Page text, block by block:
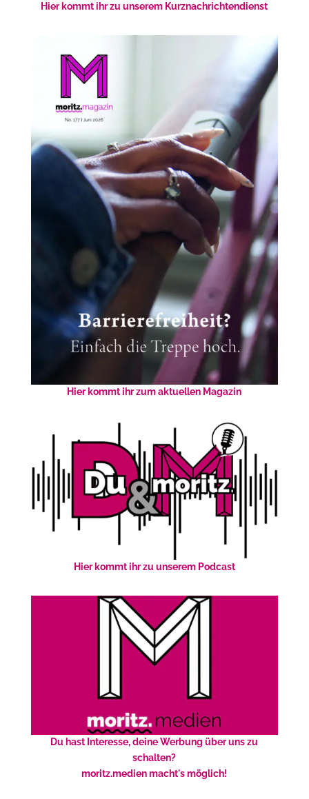
Hier kommt ihr zu unserem Kurznachrichtendienst
Hier kommt ihr zum aktuellen Magazin
Hier kommt ihr zu unserem Podcast
Du hast Interesse, deine Werbung über uns zu
schalten?
moritz.medien macht's möglich!